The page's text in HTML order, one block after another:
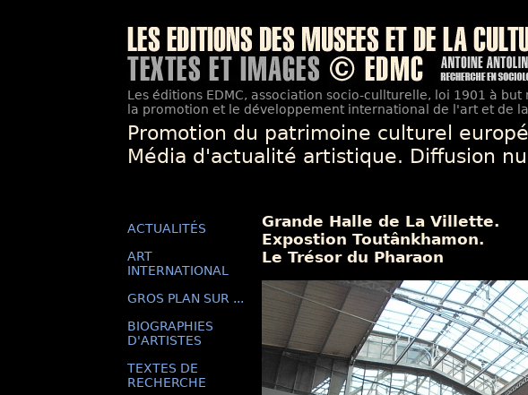
Les éditions EDMC, association socio-cullturelle, loi 1901 à
la promotion et le développement international de l'art et de
Promotion du patrimoine culturel
Média d'actualité artistique. Diffusion
ACTUALITÉS
ART
INTERNATIONAL
GROS PLAN SUR ...
BIOGRAPHIES
D'ARTISTES
TEXTES DE
RECHERCHE
Grande Halle de La Villette.
Expostion Toutânkhamon.
Le Trésor du Pharaon